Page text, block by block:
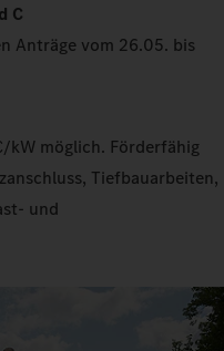
C
Anträge vom 26.05. bis
kW möglich. Förderfähig
Tiefbauarbeiten,
und